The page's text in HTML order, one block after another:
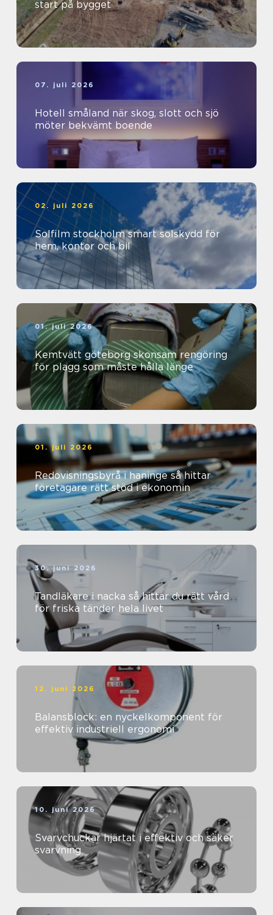
start på bygget
07. juli 2026
Hotell småland när skog, slott och sjö
möter bekvämt boende
02. juli 2026
Solfilm stockholm smart solskydd för
hem, kontor och bil
01. juli 2026
Kemtvätt göteborg skonsam rengöring
för plagg som måste hålla länge
01. juli 2026
Redovisningsbyrå i haninge så hittar
företagare rätt stöd i ekonomin
30. juni 2026
Tandläkare i nacka så hittar du rätt vård
för friska tänder hela livet
12. juni 2026
Balansblock: en nyckelkomponent för
effektiv industriell ergonomi
10. juni 2026
Svarvchuckar hjärtat i effektiv och säker
svarvning